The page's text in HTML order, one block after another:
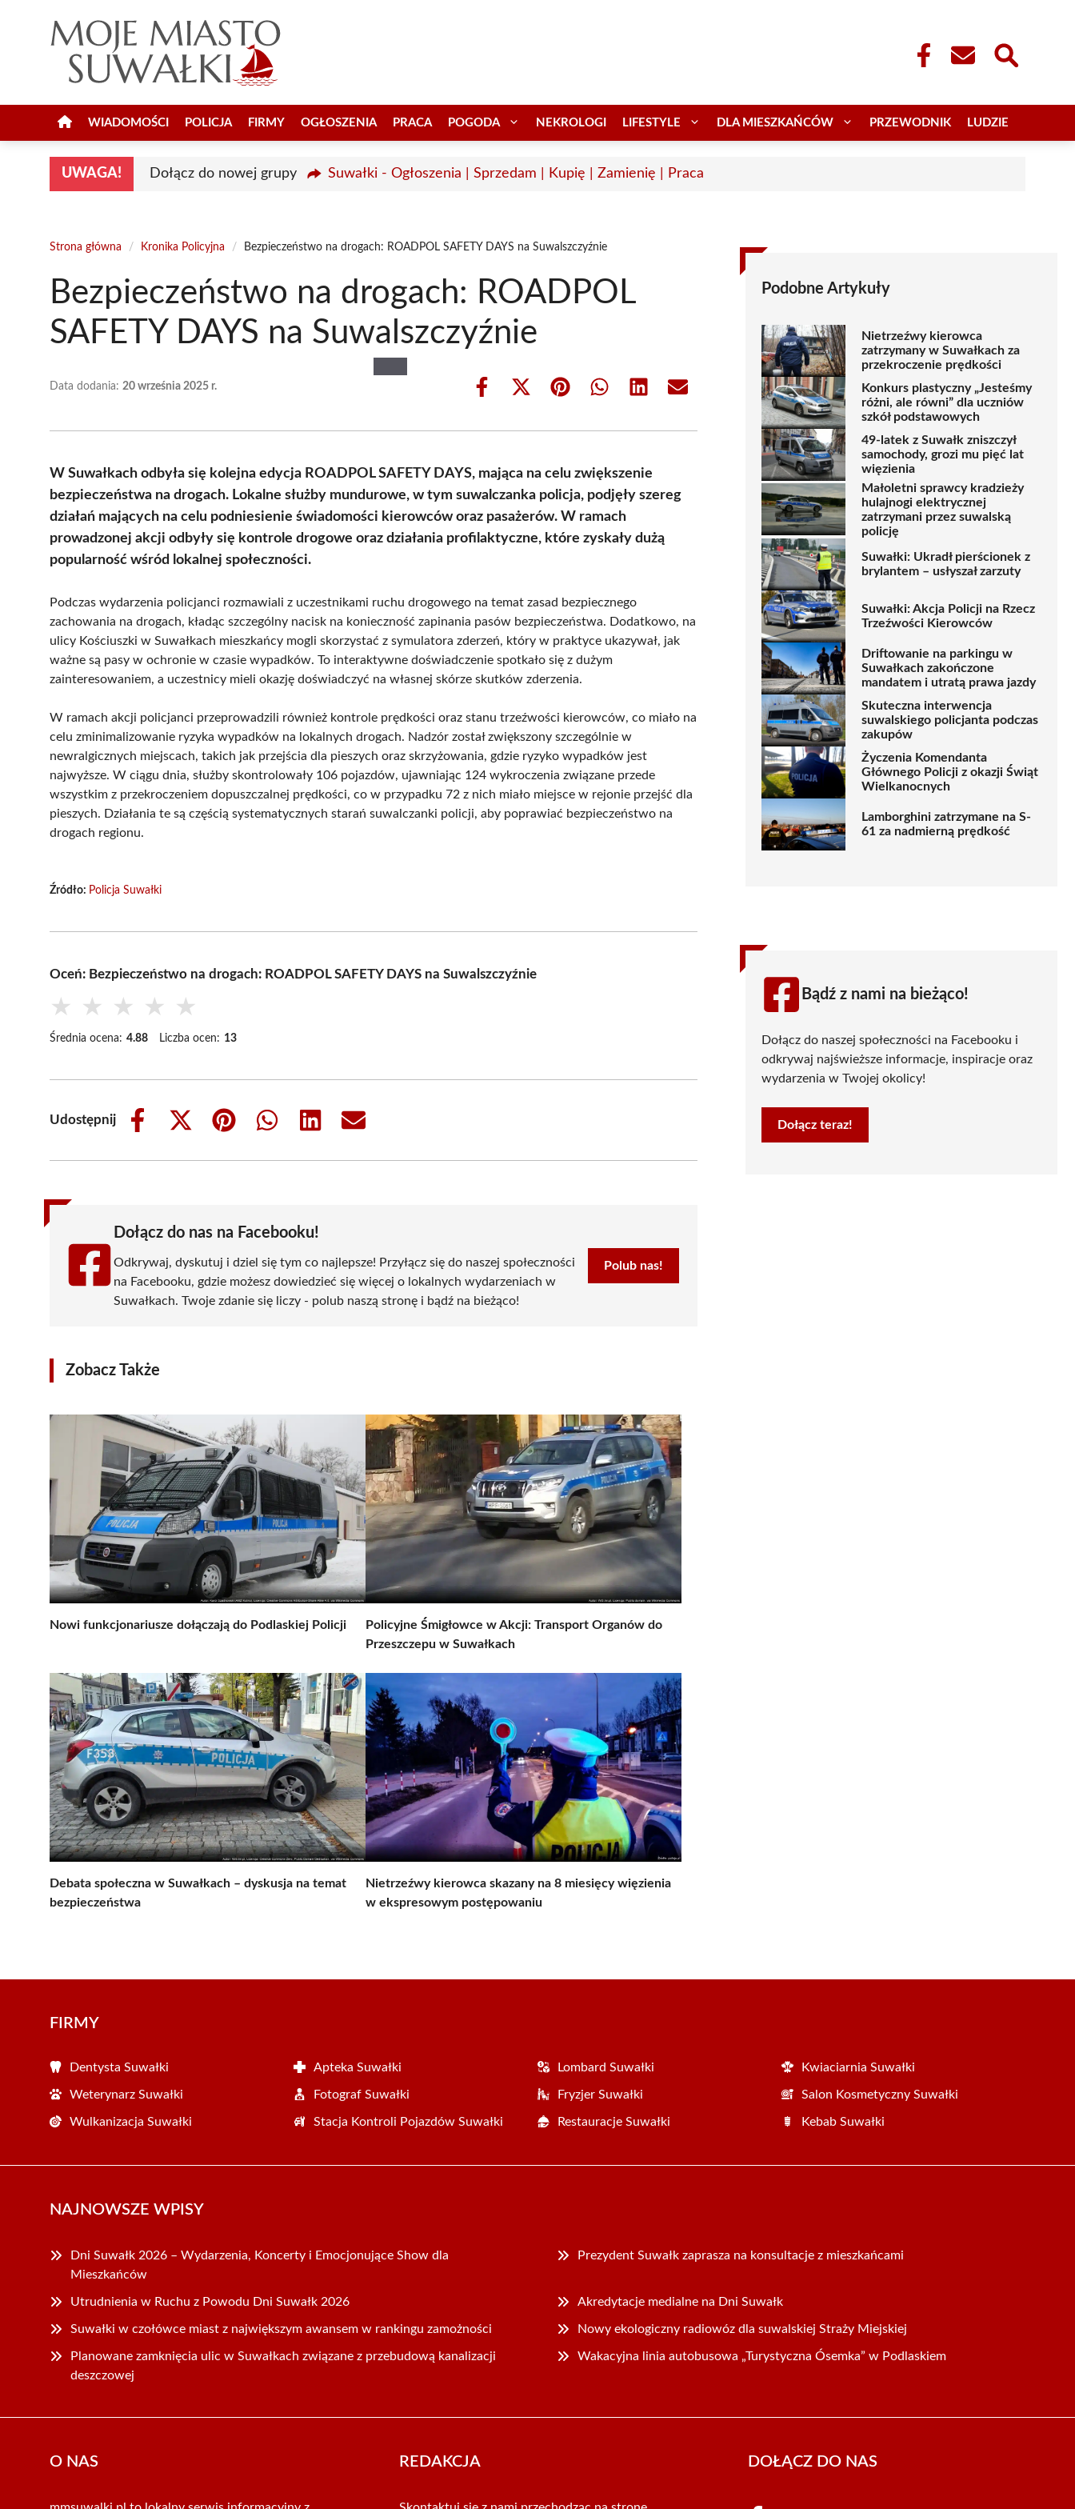
WIADOMOŚCI POLICJA FIRMY OGŁOSZENIA PRACA POGODA NEKROLOGI LIFESTYLE DLA MIESZKAŃCÓW PRZEWODNIK LUDZIE
UWAGA! Dołącz do nowej grupy Suwałki - Ogłoszenia | Sprzedam | Kupię | Zamienię | Praca
Strona główna / Kronika Policyjna / Bezpieczeństwo na drogach: ROADPOL SAFETY DAYS na Suwalszczyźnie
Bezpieczeństwo na drogach: ROADPOL
SAFETY DAYS na Suwalszczyźnie
Data dodania: 20 września 2025 r.
Share
Share
(Twitter)
Share Share Share Share
W Suwałkach odbyła się kolejna edycja ROADPOL SAFETY DAYS, mająca na celu zwiększenie
bezpieczeństwa na drogach. Lokalne służby mundurowe, w tym suwalczanka policja, podjęły szereg
działań mających na celu podniesienie świadomości kierowców oraz pasażerów. W ramach
prowadzonej akcji odbyły się kontrole drogowe oraz działania profilaktyczne, które zyskały dużą
popularność wśród lokalnej społeczności.
Podczas wydarzenia policjanci rozmawiali z uczestnikami ruchu drogowego na temat zasad bezpiecznego
zachowania na drogach, kładąc szczególny nacisk na konieczność zapinania pasów bezpieczeństwa. Dodatkowo, na
ulicy Kościuszki w Suwałkach mieszkańcy mogli skorzystać z symulatora zderzeń, który w praktyce ukazywał, jak
ważne są pasy w ochronie w czasie wypadków. To interaktywne doświadczenie spotkało się z dużym
zainteresowaniem, a uczestnicy mieli okazję doświadczyć na własnej skórze skutków zderzenia.
W ramach akcji policjanci przeprowadzili również kontrole prędkości oraz stanu trzeźwości kierowców, co miało na
celu zminimalizowanie ryzyka wypadków na lokalnych drogach. Nadzór został zwiększony szczególnie w
newralgicznych miejscach, takich jak przejścia dla pieszych oraz skrzyżowania, gdzie ryzyko wypadków jest
najwyższe. W ciągu dnia, służby skontrolowały 106 pojazdów, ujawniając 124 wykroczenia związane przede
wszystkim z przekroczeniem dopuszczalnej prędkości, co w przypadku 72 z nich miało miejsce w rejonie przejść dla
pieszych. Działania te są częścią systematycznych starań suwalczanki policji, aby poprawiać bezpieczeństwo na
drogach regionu.
Źródło: Policja Suwałki
Oceń: Bezpieczeństwo na drogach: ROADPOL SAFETY DAYS na Suwalszczyźnie
★ ★ ★ ★ ★
Średnia ocena: 4.88 Liczba ocen: 13
Udostępnij
Share
Share
(Twitter)
Share
Share
Share
Share
Dołącz do nas na Facebooku!
Odkrywaj, dyskutuj i dziel się tym co najlepsze! Przyłącz się do naszej społeczności
na Facebooku, gdzie możesz dowiedzieć się więcej o lokalnych wydarzeniach w
Suwałkach. Twoje zdanie się liczy - polub naszą stronę i bądź na bieżąco!
Polub nas!
Zobacz Także
Nowi funkcjonariusze dołączają do Podlaskiej Policji
Policyjne Śmigłowce w Akcji: Transport Organów do
Przeszczepu w Suwałkach
Debata społeczna w Suwałkach – dyskusja na temat
bezpieczeństwa
Nietrzeźwy kierowca skazany na 8 miesięcy więzienia
w ekspresowym postępowaniu
Podobne Artykuły
Nietrzeźwy kierowca
zatrzymany w Suwałkach za
przekroczenie prędkości
Konkurs plastyczny „Jesteśmy
różni, ale równi” dla uczniów
szkół podstawowych
49-latek z Suwałk zniszczył
samochody, grozi mu pięć lat
więzienia
Małoletni sprawcy kradzieży
hulajnogi elektrycznej
zatrzymani przez suwalską
policję
Suwałki: Ukradł pierścionek z
brylantem – usłyszał zarzuty
Suwałki: Akcja Policji na Rzecz
Trzeźwości Kierowców
Driftowanie na parkingu w
Suwałkach zakończone
mandatem i utratą prawa jazdy
Skuteczna interwencja
suwalskiego policjanta podczas
zakupów
Życzenia Komendanta
Głównego Policji z okazji Świąt
Wielkanocnych
Lamborghini zatrzymane na S-
61 za nadmierną prędkość
Bądź z nami na bieżąco!
Dołącz do naszej społeczności na Facebooku i
odkrywaj najświeższe informacje, inspiracje oraz
wydarzenia w Twojej okolicy!
Dołącz teraz!
FIRMY
Dentysta Suwałki Apteka Suwałki Lombard Suwałki Kwiaciarnia Suwałki
Weterynarz Suwałki Fotograf Suwałki Fryzjer Suwałki Salon Kosmetyczny Suwałki
Wulkanizacja Suwałki Stacja Kontroli Pojazdów Suwałki Restauracje Suwałki Kebab Suwałki
NAJNOWSZE WPISY
Dni Suwałk 2026 – Wydarzenia, Koncerty i Emocjonujące Show dla
Mieszkańców
Prezydent Suwałk zaprasza na konsultacje z mieszkańcami
Utrudnienia w Ruchu z Powodu Dni Suwałk 2026 Akredytacje medialne na Dni Suwałk
Suwałki w czołówce miast z największym awansem w rankingu zamożności Nowy ekologiczny radiowóz dla suwalskiej Straży Miejskiej
Planowane zamknięcia ulic w Suwałkach związane z przebudową kanalizacji
deszczowej
Wakacyjna linia autobusowa „Turystyczna Ósemka” w Podlaskiem
O NAS REDAKCJA DOŁĄCZ DO NAS